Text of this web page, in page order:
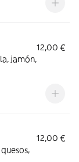
12,00 €
jamón,
12,00 €